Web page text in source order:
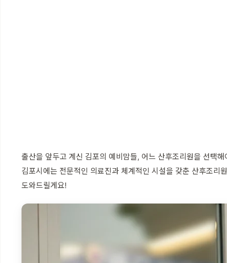
출산을 앞두고 계신 김포의 예비맘들, 어느 산후조리원을 선택
김포시에는 전문적인 의료진과 체계적인 시설을 갖춘 산후조
도와드릴게요!